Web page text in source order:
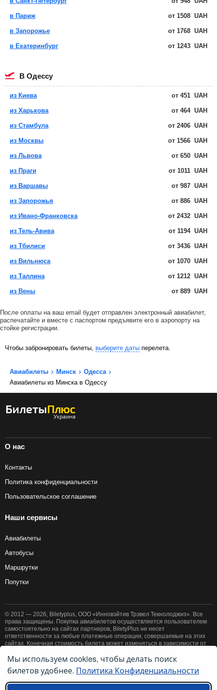
в Париж от 1508 UAH
в Запорожье от 1768 UAH
в Екатеринбург от 1243 UAH
в Одессу
из Киева от 451 UAH
из Харькова от 464 UAH
из Стамбула от 2406 UAH
из Москвы от 1566 UAH
из Львова от 650 UAH
из Праги от 1011 UAH
из Варшавы от 987 UAH
из Запорожья от 886 UAH
из Ивано-Франковска от 2432 UAH
из Тель-Авива от 1194 UAH
из Тбилиси от 3436 UAH
из Вильнюса от 1070 UAH
из Таллина от 1212 UAH
из Вены от 889 UAH
После оплаты на ваш email будет отправлен электронный авиабилет,
распечатайте и вместе с паспортом предъявите его в аэропорту на
стойке регистрации.
Чтобы забронировать билеты, выберите даты перелета.
Авиабилеты Минск
Одесса
Авиабилеты из Минска в Одессу
О нас
Контакты
Политика конфиденциальности
Пользовательское соглашение
Наши сервисы
Авиабилеты
Автобусы
Маршрутки
Попутки
© 2012 — 2026, Biletyplus, ООО «Инновэйтив Трэвел Текнолоджиз». Все
права защищены. Покупка авиабилетов осуществляется пользователем
самостоятельно на сайтах партнеров, BiletyPlus не несет
ответственности за любые платежные операции, совершаемые на этих
сайтах. Конечная стоимость билета может изменяться в зависимости от
принятие правилпользовательского соглашенияи политики
конфиденциальности
Мы используем cookies, чтобы делать поиск
билетов удобнее. Политика Конфиденциальности